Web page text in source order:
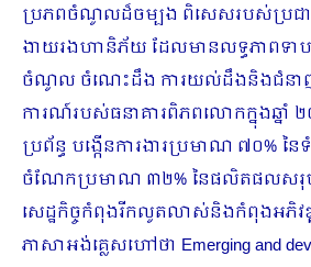
ប្រភពចំណូលដ៏ចម្បង ពិសេសរបស់ប្រជា
ងាយរងហានិភ័យ ដែលមានលទ្ធភាពទាប
ចំណូល ចំណេះដឹង ការយល់ដឹងនិងជំនា
ការណ៍របស់ធនាគារពិភពលោកក្នុងឆ្នាំ ២
ប្រព័ន្ធ បង្កើនការងារប្រមាណ ៧០% ន
ចំណែកប្រមាណ ៣២% នៃផលិតផលសរុប
សេដ្ឋកិច្ចកំពុងរីកលូតលាស់និងកំពុងអភិវ
ភាសាអង់គ្លេសហៅថា Emerging and